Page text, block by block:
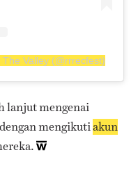
Valley (@rrrecfest)
lanjut mengenai
mengikutiakun